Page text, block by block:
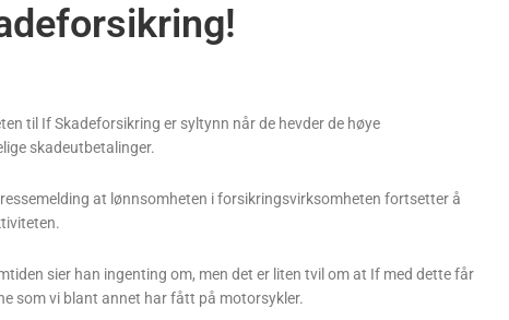
til If Skadeforsikring er syltynn når de hevder de høye
skadeutbetalinger.
at lønnsomheten i forsikringsvirksomheten fortsetter å
sier han ingenting om, men det er liten tvil om at If med dette får
som vi blant annet har fått på motorsykler.